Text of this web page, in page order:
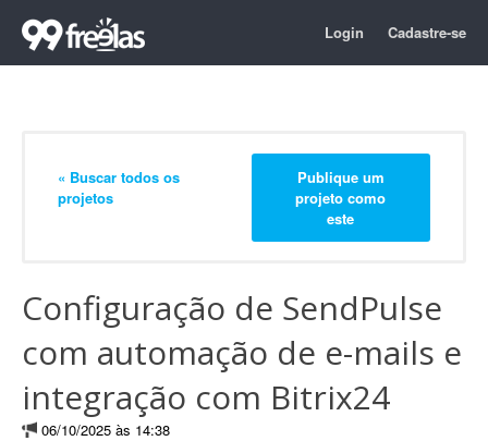
Login Cadastre-se
« Buscar todos os
projetos
Publique um
projeto como
este
Configuração de SendPulse
com automação de e-mails e
integração com Bitrix24
06/10/2025 às 14:38